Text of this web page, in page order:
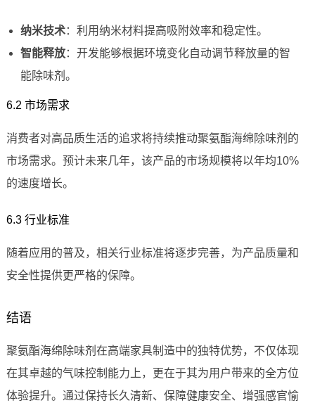
纳米技术：利用纳米材料提高吸附效率和稳定性。
智能释放：开发能够根据环境变化自动调节释放量的智
能除味剂。
6.2 市场需求
消费者对高品质生活的追求将持续推动聚氨酯海绵除味剂的
市场需求。预计未来几年，该产品的市场规模将以年均10%
的速度增长。
6.3 行业标准
随着应用的普及，相关行业标准将逐步完善，为产品质量和
安全性提供更严格的保障。
结语
聚氨酯海绵除味剂在高端家具制造中的独特优势，不仅体现
在其卓越的气味控制能力上，更在于其为用户带来的全方位
体验提升。通过保持长久清新、保障健康安全、增强感官愉